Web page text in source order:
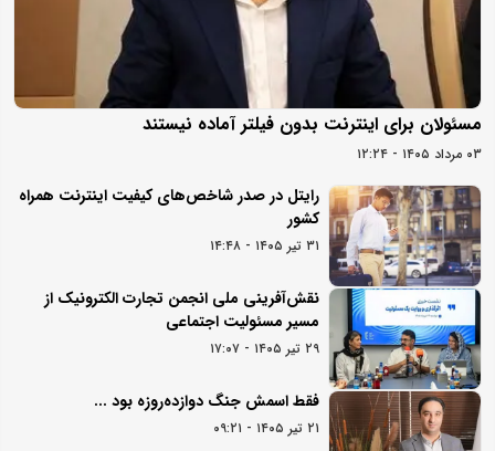
مسئولان برای اینترنت بدون فیلتر آماده نیستند
۰۳ مرداد ۱۴۰۵ - ۱۲:۲۴
رایتل در صدر شاخص‌های کیفیت اینترنت همراه
کشور
۳۱ تیر ۱۴۰۵ - ۱۴:۴۸
نقش‌آفرینی ملی انجمن تجارت الکترونیک از
مسیر مسئولیت اجتماعی
۲۹ تیر ۱۴۰۵ - ۱۷:۰۷
فقط اسمش جنگ دوازده‌روزه بود ...
۲۱ تیر ۱۴۰۵ - ۰۹:۲۱